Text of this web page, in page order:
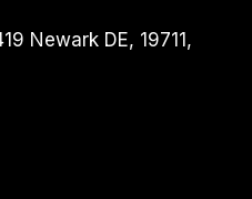
Newark DE, 19711,